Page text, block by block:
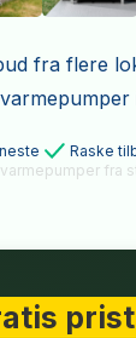
fra flere
varmepumper
Raske
fra